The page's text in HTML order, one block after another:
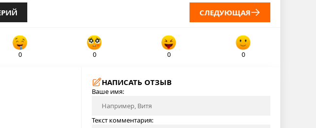
СЛЕДУЮЩАЯ
0 0 0 0
НАПИСАТЬ ОТЗЫВ
Ваше имя:
Текст комментария: